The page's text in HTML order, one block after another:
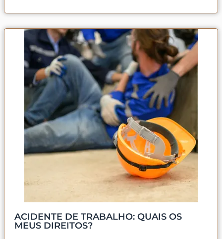
ACIDENTE DE TRABALHO: QUAIS OS
MEUS DIREITOS?